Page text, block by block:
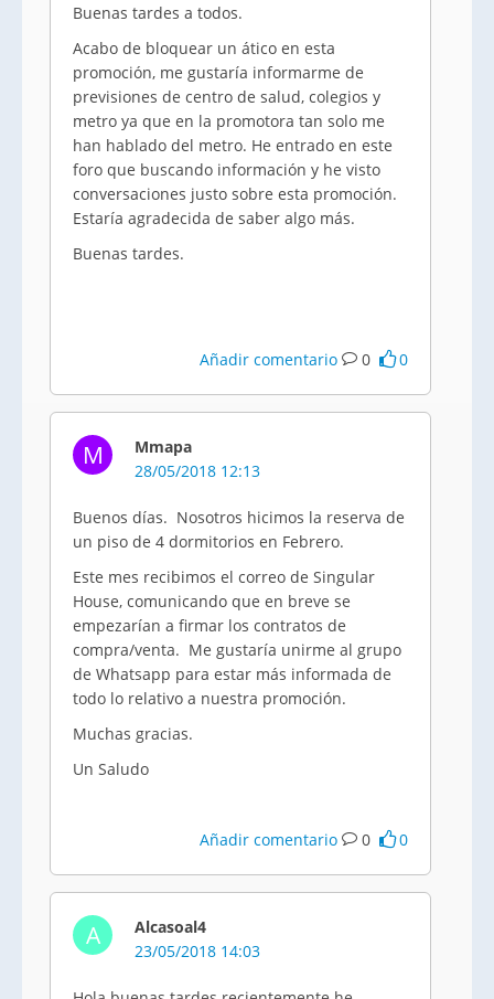
Buenas tardes a todos.
Acabo de bloquear un ático en esta
promoción, me gustaría informarme de
previsiones de centro de salud, colegios y
metro ya que en la promotora tan solo me
han hablado del metro. He entrado en este
foro que buscando información y he visto
conversaciones justo sobre esta promoción.
Estaría agradecida de saber algo más.
Buenas tardes.
Añadir comentario 0 0
M
Mmapa
28/05/2018 12:13
Buenos días. Nosotros hicimos la reserva de
un piso de 4 dormitorios en Febrero.
Este mes recibimos el correo de Singular
House, comunicando que en breve se
empezarían a firmar los contratos de
compra/venta. Me gustaría unirme al grupo
de Whatsapp para estar más informada de
todo lo relativo a nuestra promoción.
Muchas gracias.
Un Saludo
Añadir comentario 0 0
A
Alcasoal4
23/05/2018 14:03